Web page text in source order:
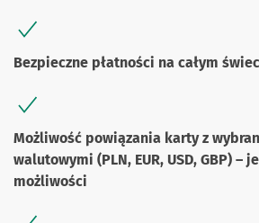
Bezpieczne płatności na całym
Możliwość powiązania karty z
walutowymi (PLN, EUR, USD, GBP) –
możliwości